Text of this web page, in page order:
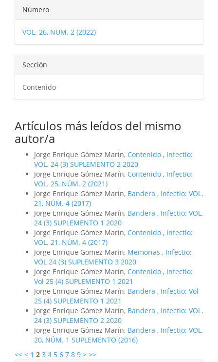
Detalles
del
artículo
Número
VOL. 26, NUM. 2 (2022)
Sección
Contenido
Artículos más leídos del mismo
autor/a
Jorge Enrique Gómez Marín, Contenido , Infectio:
VOL. 24 (3) SUPLEMENTO 2 2020
Jorge Enrique Gómez Marín, Contenido , Infectio:
VOL. 25, NÚM. 2 (2021)
Jorge Enrique Gómez Marín, Bandera , Infectio: VOL.
21, NÚM. 4 (2017)
Jorge Enrique Gómez Marín, Bandera , Infectio: VOL.
24 (3) SUPLEMENTO 1 2020
Jorge Enrique Gómez Marín, Contenido , Infectio:
VOL. 21, NÚM. 4 (2017)
Jorge Enrique Gomez Marin, Memorias , Infectio:
VOL 24 (3) SUPLEMENTO 3 2020
Jorge Enrique Gómez Marín, Contenido , Infectio:
Vol 25 (4) SUPLEMENTO 1 2021
Jorge Enrique Gómez Marín, Bandera , Infectio: Vol
25 (4) SUPLEMENTO 1 2021
Jorge Enrique Gómez Marín, Bandera , Infectio: VOL.
24 (3) SUPLEMENTO 2 2020
Jorge Enrique Gómez Marín, Bandera , Infectio: VOL.
20, NÚM. 1 SUPLEMENTO (2016)
<< < 1 2 3 4 5 6 7 8 9 > >>